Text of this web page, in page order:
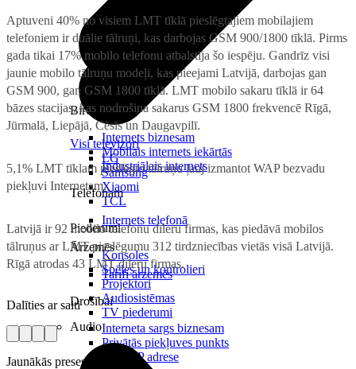
Birojam
Internets biznesam
Mobilais internets iekārtās
Industriālais internets
Telefonam
Internets telefonā
Ārzemēs
Tarifi ārzemēs
Drošībai
Interneta sargs biznesam
Privātās piekļuves punkts
Reālā IP adrese
Visi televizori
LG
Samsung
Xiaomi
TCL
Piederumi
Konsoles
Spēles un kontrolieri
Projektori
Audiosistēmas
TV piederumi
Audio
Aptuveni 40% no visiem LMT tīklā pieslēgtajiem mobilajiem
telefoniem ir duālie tālruņi, kas darbojas GSM 900/1800 tīklā. Pirms
gada tikai 17% mobilo telefonu atbalstīja šo iespēju. Gandrīz visi
jaunie mobilo tālruņu modeļi, kas pieejami Latvijā, darbojas gan
GSM 900, gan GSM 1800 tīklā. LMT mobilo sakaru tīklā ir 64
bāzes stacijas, kas nodrošina sakarus GSM 1800 frekvencē Rīgā,
Jūrmalā, Liepājā, Cēsīs un Daugavpilī.
5,1% LMT tīklam pieslēgto tālruņu ļauj izmantot WAP bezvadu
piekļuvi Internetam.
Latvijā ir 92 mobilo telefonu dīleru firmas, kas piedāvā mobilos
tālruņus ar LMT pieslēgumu 312 tirdzniecības vietās visā Latvijā.
Rīgā atrodas 43 LMT dīleru firmas.
Dalīties ar saiti
Jaunākās preses relīzes